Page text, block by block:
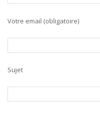
Votre email (obligatoire)
Sujet